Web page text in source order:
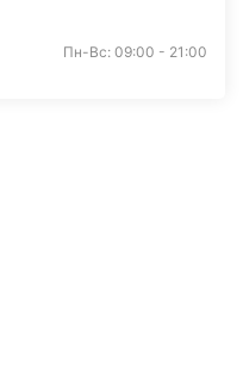
Пн-Вс: 09:00 - 21:00